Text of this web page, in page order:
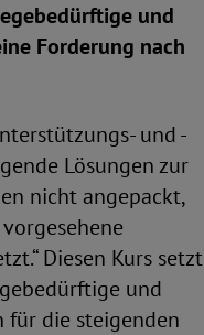
und
Forderung nach
und -
Lösungen zur
nicht angepackt,
Diesen Kurs setzt
und
für die steigenden